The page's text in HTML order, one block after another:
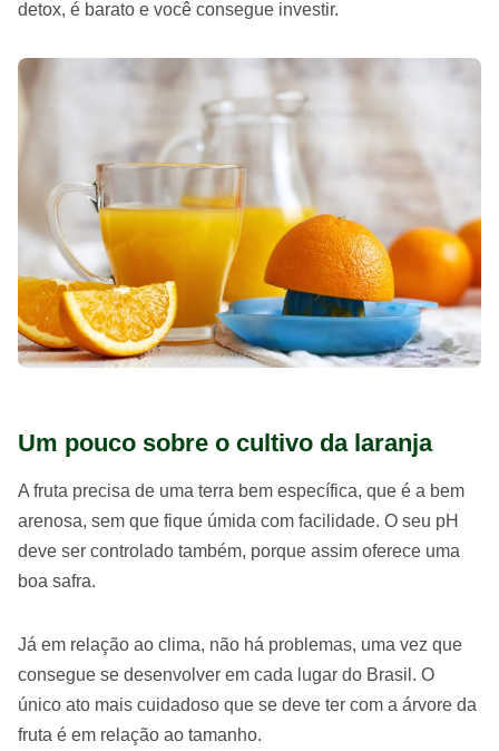
detox, é barato e você consegue investir.
Um pouco sobre o cultivo da laranja
A fruta precisa de uma terra bem específica, que é a bem
arenosa, sem que fique úmida com facilidade. O seu pH
deve ser controlado também, porque assim oferece uma
boa safra.
Já em relação ao clima, não há problemas, uma vez que
consegue se desenvolver em cada lugar do Brasil. O
único ato mais cuidadoso que se deve ter com a árvore da
fruta é em relação ao tamanho.